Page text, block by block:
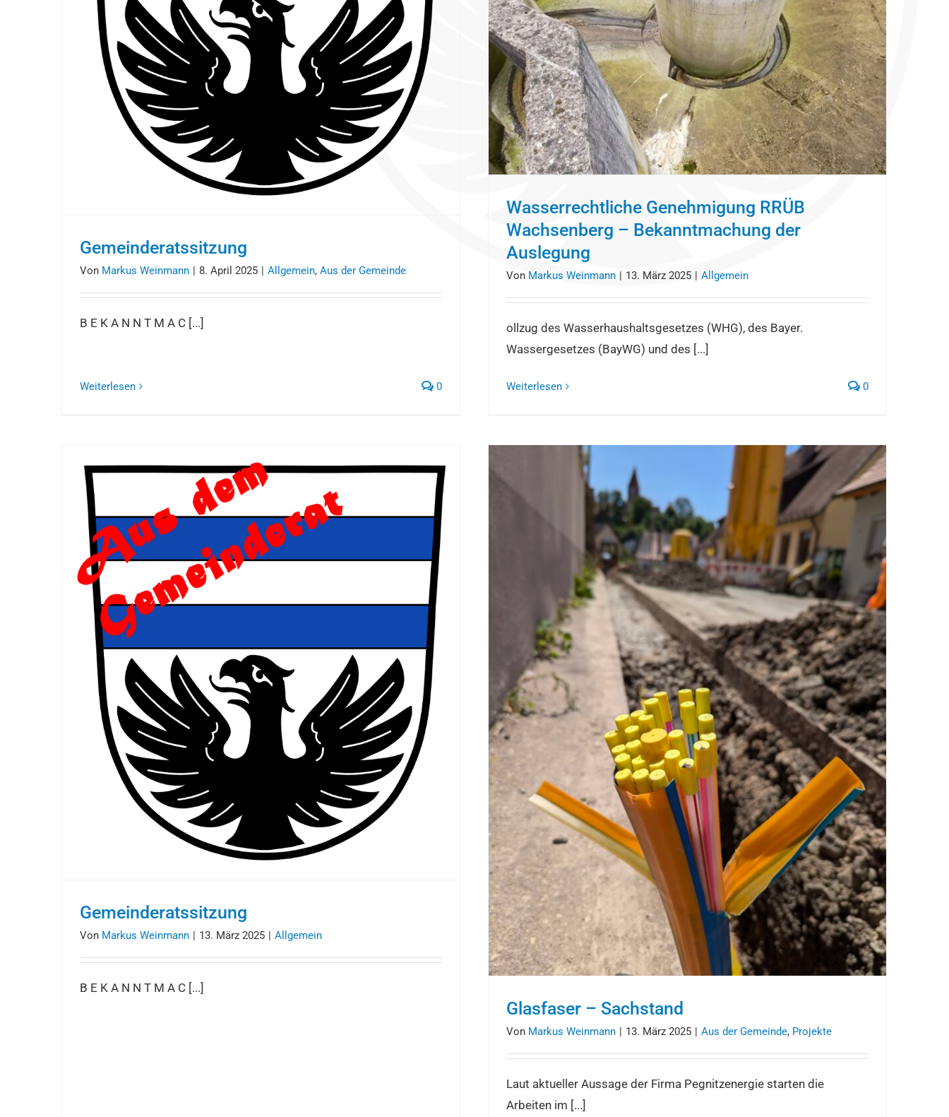
Gemeinderatssitzung
Von Markus Weinmann | 8. April 2025 | Allgemein, Aus der Gemeinde
B E K A N N T M A C [...]
Weiterlesen 0
Wasserrechtliche Genehmigung RRÜB
Wachsenberg – Bekanntmachung der
Auslegung
Von Markus Weinmann | 13. März 2025 | Allgemein
ollzug des Wasserhaushaltsgesetzes (WHG), des Bayer.
Wassergesetzes (BayWG) und des [...]
Weiterlesen 0
Gemeinderatssitzung
Von Markus Weinmann | 13. März 2025 | Allgemein
B E K A N N T M A C [...]
Glasfaser – Sachstand
Von Markus Weinmann | 13. März 2025 | Aus der Gemeinde, Projekte
Laut aktueller Aussage der Firma Pegnitzenergie starten die
Arbeiten im [...]